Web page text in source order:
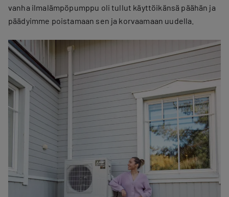
vanha ilmalämpöpumppu oli tullut käyttöikänsä päähän ja
päädyimme poistamaan sen ja korvaamaan uudella.